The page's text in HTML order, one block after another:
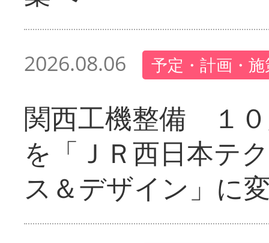
2026.08.06 予定・計画・
関西工機整備 １
を「ＪＲ西日本テ
ス＆デザイン」に